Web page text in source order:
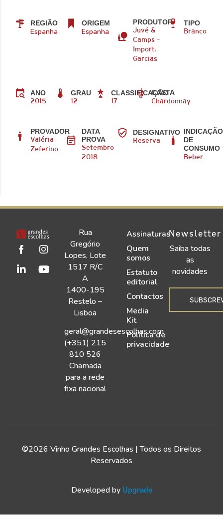
REGIÃO
Espanha
ORIGEM
Espanha
PRODUTOR
Juvé &
Camps –
Import.
Garcias
TIPO
Branco
ANO
2015
GRAU
12
CLASSIFICAÇÃO
17
CASTA
Chardonnay
PROVADOR
Valéria
Zeferino
DATA
PROVA
Setembro
2018
DESIGNATIVO
Reserva
INDICAÇÃO
DE
CONSUMO
Beber
Rua
Gregório
Lopes, Lote
1517 R/C
A
1400-195
Restelo –
Lisboa
geral@grandesescolhas.com
(+351) 215
810 526
Chamada
para a rede
fixa nacional
Assinaturas
Quem
somos
Estatuto
editorial
Contactos
Media
Kit
Política de
privacidade
Newsletter
Saiba todas
as
novidades
©2026 Vinho Grandes Escolhas | Todos os Direitos
Reservados
Developed by Upgrade